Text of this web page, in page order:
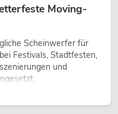
Moving-
Scheinwerfer für
Festivals, Stadtfesten,
und